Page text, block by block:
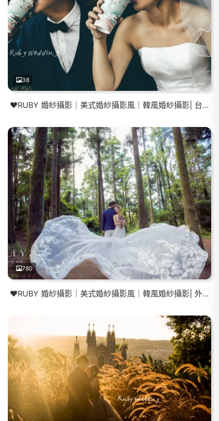
38
❤️RUBY 婚紗攝影｜美式婚紗攝影風｜韓風婚紗攝影| 台北外拍景點 我的婚紗我做主
780
❤️RUBY 婚紗攝影｜美式婚紗攝影風｜韓風婚紗攝影| 外拍景點推薦